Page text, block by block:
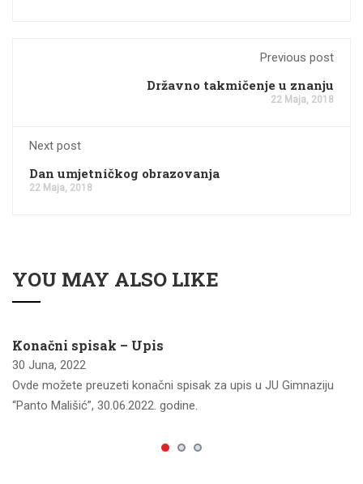
Previous post
Državno takmičenje u znanju
22 Maja, 2018
Next post
Dan umjetničkog obrazovanja
22 Maja, 2018
YOU MAY ALSO LIKE
Konačni spisak – Upis
30 Juna, 2022
Ovde možete preuzeti konačni spisak za upis u JU Gimnaziju
“Panto Mališić”, 30.06.2022. godine.